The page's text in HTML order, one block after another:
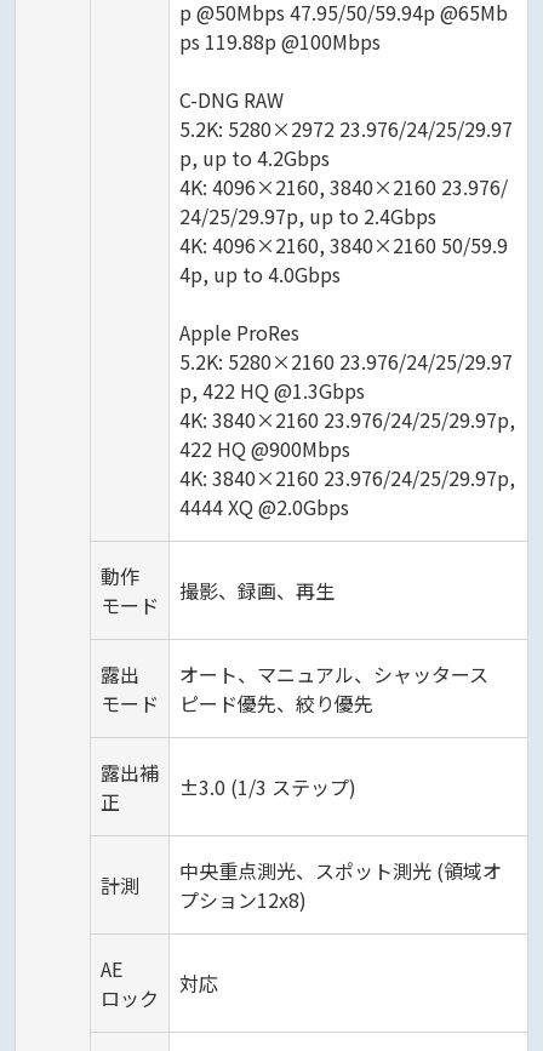
p @50Mbps 47.95/50/59.94p @65Mb
ps 119.88p @100Mbps
C-DNG RAW
5.2K: 5280×2972 23.976/24/25/29.97
p, up to 4.2Gbps
4K: 4096×2160, 3840×2160 23.976/
24/25/29.97p, up to 2.4Gbps
4K: 4096×2160, 3840×2160 50/59.9
4p, up to 4.0Gbps
Apple ProRes
5.2K: 5280×2160 23.976/24/25/29.97
p, 422 HQ @1.3Gbps
4K: 3840×2160 23.976/24/25/29.97p,
422 HQ @900Mbps
4K: 3840×2160 23.976/24/25/29.97p,
4444 XQ @2.0Gbps
動作
モード
撮影、録画、再生
露出
モード
オート、マニュアル、シャッタース
ピード優先、絞り優先
露出補
正
±3.0 (1/3 ステップ)
計測
中央重点測光、スポット測光 (領域オ
プション12x8)
AE
ロック
対応